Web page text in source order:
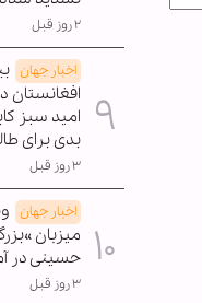
۲ روز قبل
اخبار جهان
افغانستان
امید سبز
بدی برای
۳ روز قبل
اخبار جهان
میزبان
حسینی در
۳ روز قبل